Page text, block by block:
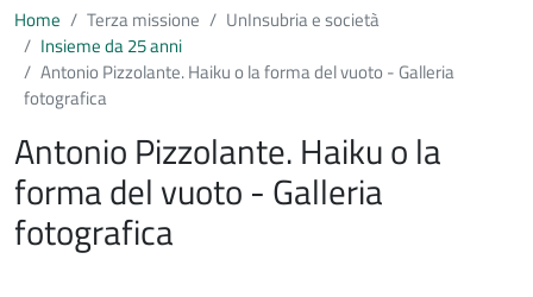
Home Terza missione
UnInsubria e società
Insieme da 25 anni
Antonio Pizzolante. Haiku o la forma del vuoto - Galleria
fotografica
Antonio Pizzolante. Haiku o la
forma del vuoto - Galleria
fotografica